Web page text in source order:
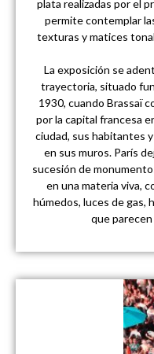
plata realizadas por el
permite contemplar
texturas y matices
La exposición se
trayectoria, situado
1930, cuando Brassaï
por la capital francesa
ciudad, sus habitantes
en sus muros. París
sucesión de
en una materia viva,
húmedos, luces de gas,
que